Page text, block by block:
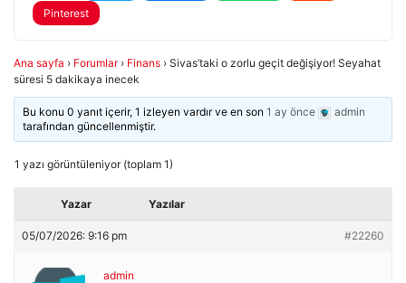
Pinterest
Ana sayfa › Forumlar › Finans › Sivas’taki o zorlu geçit değişiyor! Seyahat
süresi 5 dakikaya inecek
Bu konu 0 yanıt içerir, 1 izleyen vardır ve en son1 ay önce
admin
tarafından güncellenmiştir.
1 yazı görüntüleniyor (toplam 1)
Yazar Yazılar
05/07/2026: 9:16 pm #22260
admin